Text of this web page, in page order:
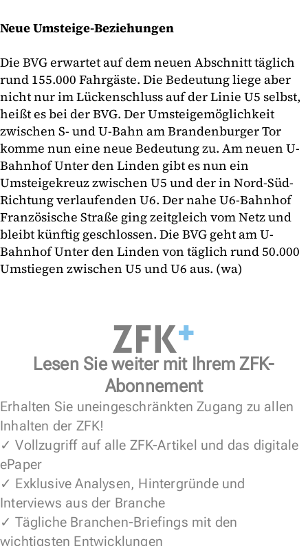
Neue Umsteige-Beziehungen
Die BVG erwartet auf dem neuen Abschnitt täglich
rund 155.000 Fahrgäste. Die Bedeutung liege aber
nicht nur im Lückenschluss auf der Linie U5 selbst,
heißt es bei der BVG. Der Umsteigemöglichkeit
zwischen S- und U-Bahn am Brandenburger Tor
komme nun eine neue Bedeutung zu. Am neuen U-
Bahnhof Unter den Linden gibt es nun ein
Umsteigekreuz zwischen U5 und der in Nord-Süd-
Richtung verlaufenden U6. Der nahe U6-Bahnhof
Französische Straße ging zeitgleich vom Netz und
bleibt künftig geschlossen. Die BVG geht am U-
Bahnhof Unter den Linden von täglich rund 50.000
Umstiegen zwischen U5 und U6 aus. (wa)
Lesen Sie weiter mit Ihrem ZFK-
Abonnement
Erhalten Sie uneingeschränkten Zugang zu allen
Inhalten der ZFK!
✓ Vollzugriff auf alle ZFK-Artikel und das digitale
ePaper
✓ Exklusive Analysen, Hintergründe und
Interviews aus der Branche
✓ Tägliche Branchen-Briefings mit den
wichtigsten Entwicklungen